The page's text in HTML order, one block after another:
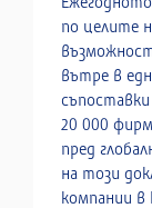
по целите
вътре в
20 000
пред
на този
компании в